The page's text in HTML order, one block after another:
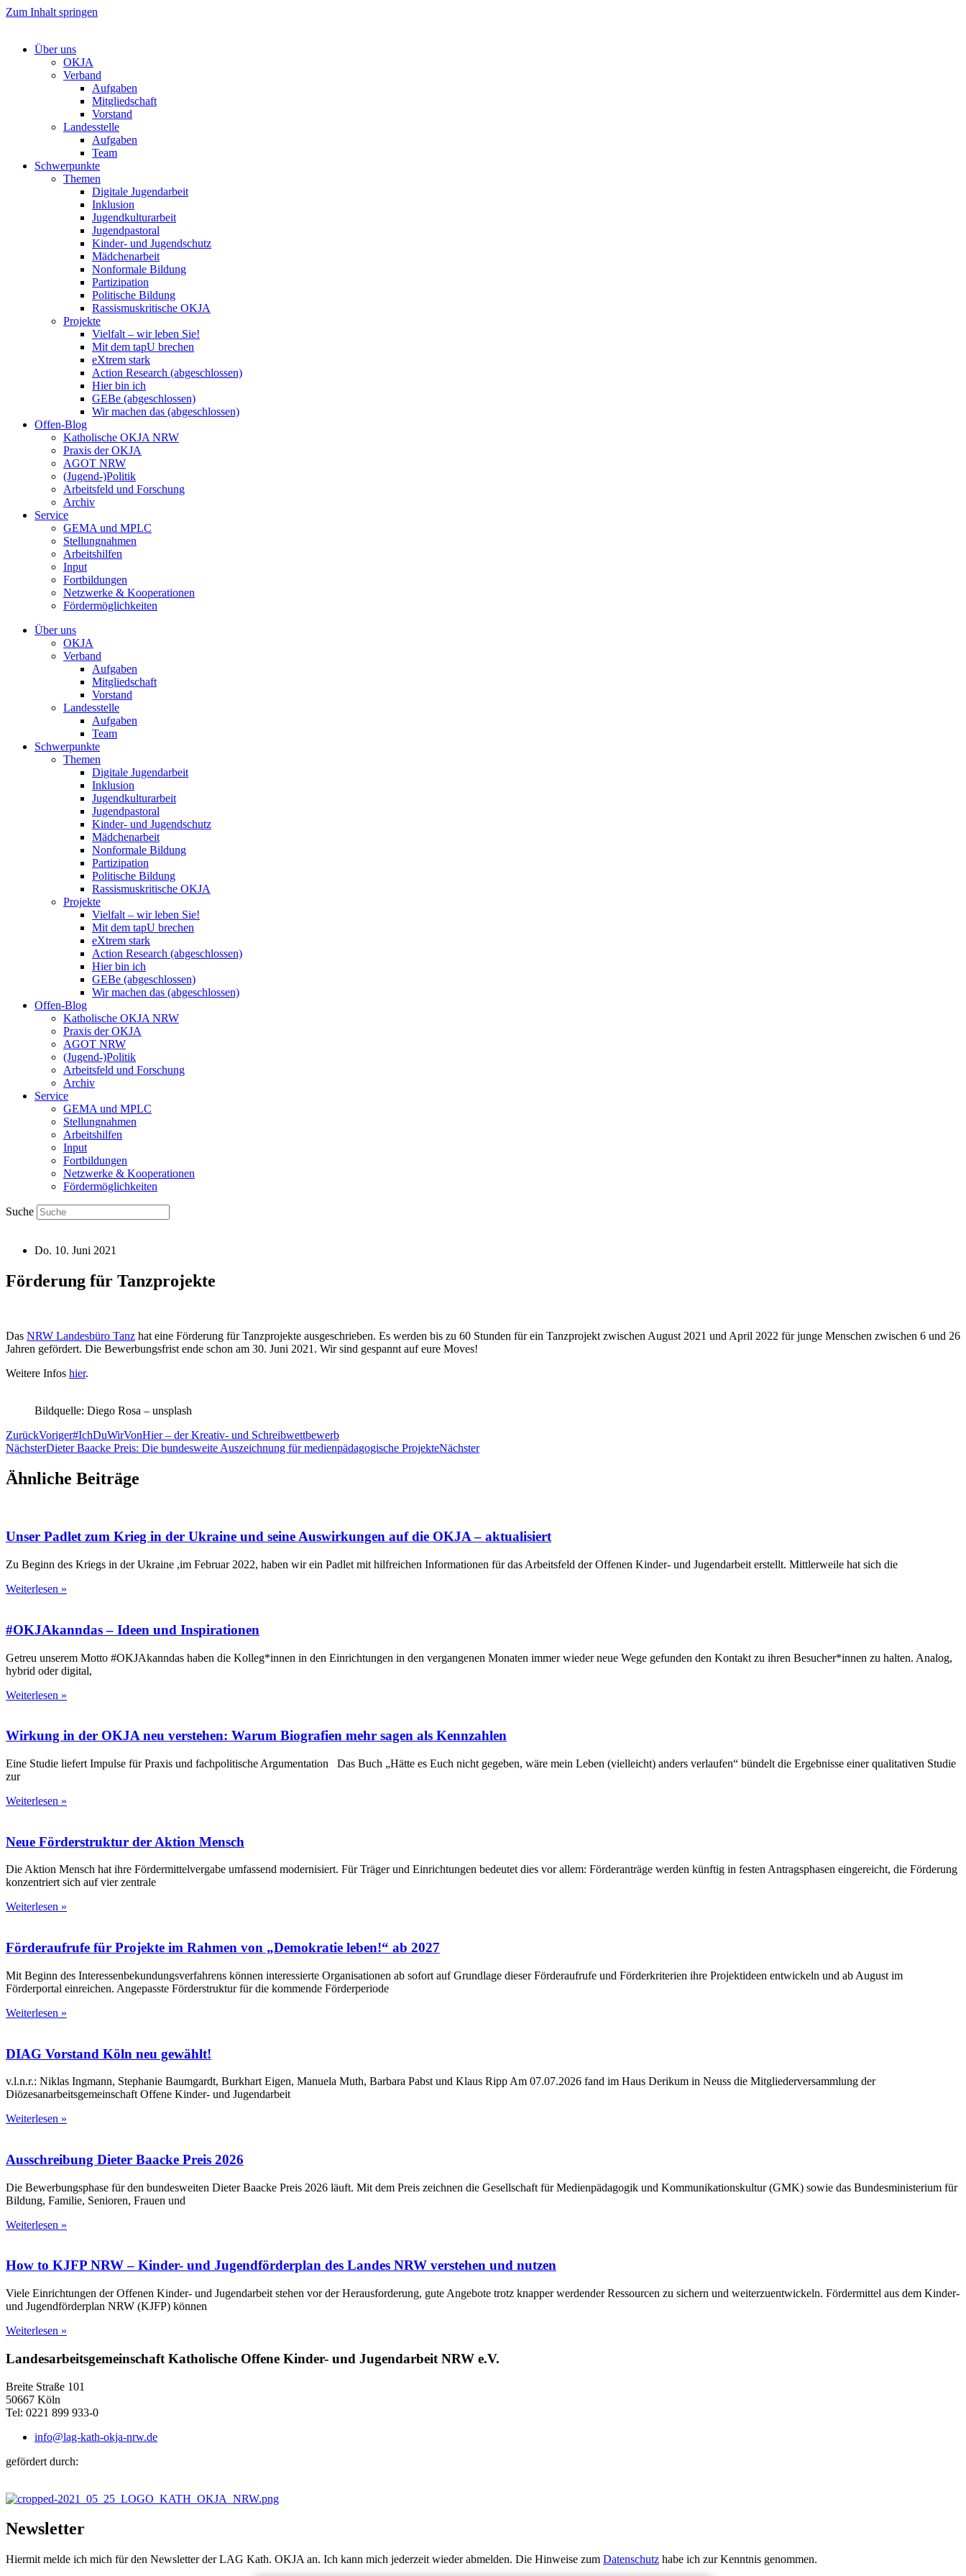
Zum Inhalt springen
Über uns
OKJA
Verband
Aufgaben
Mitgliedschaft
Vorstand
Landesstelle
Aufgaben
Team
Schwerpunkte
Themen
Digitale Jugendarbeit
Inklusion
Jugendkulturarbeit
Jugendpastoral
Kinder- und Jugendschutz
Mädchenarbeit
Nonformale Bildung
Partizipation
Politische Bildung
Rassismuskritische OKJA
Projekte
Vielfalt – wir leben Sie!
Mit dem tapU brechen
eXtrem stark
Action Research (abgeschlossen)
Hier bin ich
GEBe (abgeschlossen)
Wir machen das (abgeschlossen)
Offen-Blog
Katholische OKJA NRW
Praxis der OKJA
AGOT NRW
(Jugend-)Politik
Arbeitsfeld und Forschung
Archiv
Service
GEMA und MPLC
Stellungnahmen
Arbeitshilfen
Input
Fortbildungen
Netzwerke & Kooperationen
Fördermöglichkeiten
Über uns
OKJA
Verband
Aufgaben
Mitgliedschaft
Vorstand
Landesstelle
Aufgaben
Team
Schwerpunkte
Themen
Digitale Jugendarbeit
Inklusion
Jugendkulturarbeit
Jugendpastoral
Kinder- und Jugendschutz
Mädchenarbeit
Nonformale Bildung
Partizipation
Politische Bildung
Rassismuskritische OKJA
Projekte
Vielfalt – wir leben Sie!
Mit dem tapU brechen
eXtrem stark
Action Research (abgeschlossen)
Hier bin ich
GEBe (abgeschlossen)
Wir machen das (abgeschlossen)
Offen-Blog
Katholische OKJA NRW
Praxis der OKJA
AGOT NRW
(Jugend-)Politik
Arbeitsfeld und Forschung
Archiv
Service
GEMA und MPLC
Stellungnahmen
Arbeitshilfen
Input
Fortbildungen
Netzwerke & Kooperationen
Fördermöglichkeiten
Suche
Do. 10. Juni 2021
Förderung für Tanzprojekte
Das NRW Landesbüro Tanz hat eine Förderung für Tanzprojekte ausgeschrieben. Es werden bis zu 60 Stunden für ein Tanzprojekt zwischen August 2021 und April 2022 für junge Menschen zwischen 6 und 26
Jahren gefördert. Die Bewerbungsfrist ende schon am 30. Juni 2021. Wir sind gespannt auf eure Moves!
Weitere Infos hier.
Bildquelle: Diego Rosa – unsplash
ZurückVoriger#IchDuWirVonHier – der Kreativ- und Schreibwettbewerb
NächsterDieter Baacke Preis: Die bundesweite Auszeichnung für medienpädagogische ProjekteNächster
Ähnliche Beiträge
Unser Padlet zum Krieg in der Ukraine und seine Auswirkungen auf die OKJA – aktualisiert
Zu Beginn des Kriegs in der Ukraine ,im Februar 2022, haben wir ein Padlet mit hilfreichen Informationen für das Arbeitsfeld der Offenen Kinder- und Jugendarbeit erstellt. Mittlerweile hat sich die
Weiterlesen »
#OKJAkanndas – Ideen und Inspirationen
Getreu unserem Motto #OKJAkanndas haben die Kolleg*innen in den Einrichtungen in den vergangenen Monaten immer wieder neue Wege gefunden den Kontakt zu ihren Besucher*innen zu halten. Analog,
hybrid oder digital,
Weiterlesen »
Wirkung in der OKJA neu verstehen: Warum Biografien mehr sagen als Kennzahlen
Eine Studie liefert Impulse für Praxis und fachpolitische Argumentation Das Buch „Hätte es Euch nicht gegeben, wäre mein Leben (vielleicht) anders verlaufen“ bündelt die Ergebnisse einer qualitativen Studie
zur
Weiterlesen »
Neue Förderstruktur der Aktion Mensch
Die Aktion Mensch hat ihre Fördermittelvergabe umfassend modernisiert. Für Träger und Einrichtungen bedeutet dies vor allem: Förderanträge werden künftig in festen Antragsphasen eingereicht, die Förderung
konzentriert sich auf vier zentrale
Weiterlesen »
Förderaufrufe für Projekte im Rahmen von „Demokratie leben!“ ab 2027
Mit Beginn des Interessenbekundungsverfahrens können interessierte Organisationen ab sofort auf Grundlage dieser Förderaufrufe und Förderkriterien ihre Projektideen entwickeln und ab August im
Förderportal einreichen. Angepasste Förderstruktur für die kommende Förderperiode
Weiterlesen »
DIAG Vorstand Köln neu gewählt!
v.l.n.r.: Niklas Ingmann, Stephanie Baumgardt, Burkhart Eigen, Manuela Muth, Barbara Pabst und Klaus Ripp Am 07.07.2026 fand im Haus Derikum in Neuss die Mitgliederversammlung der
Diözesanarbeitsgemeinschaft Offene Kinder- und Jugendarbeit
Weiterlesen »
Ausschreibung Dieter Baacke Preis 2026
Die Bewerbungsphase für den bundesweiten Dieter Baacke Preis 2026 läuft. Mit dem Preis zeichnen die Gesellschaft für Medienpädagogik und Kommunikationskultur (GMK) sowie das Bundesministerium für
Bildung, Familie, Senioren, Frauen und
Weiterlesen »
How to KJFP NRW – Kinder- und Jugendförderplan des Landes NRW verstehen und nutzen
Viele Einrichtungen der Offenen Kinder- und Jugendarbeit stehen vor der Herausforderung, gute Angebote trotz knapper werdender Ressourcen zu sichern und weiterzuentwickeln. Fördermittel aus dem Kinder-
und Jugendförderplan NRW (KJFP) können
Weiterlesen »
Landesarbeitsgemeinschaft Katholische Offene Kinder- und Jugendarbeit NRW e.V.
Breite Straße 101
50667 Köln
Tel: 0221 899 933-0
info@lag-kath-okja-nrw.de
gefördert durch:
Newsletter
Hiermit melde ich mich für den Newsletter der LAG Kath. OKJA an. Ich kann mich jederzeit wieder abmelden. Die Hinweise zum Datenschutz habe ich zur Kenntnis genommen.